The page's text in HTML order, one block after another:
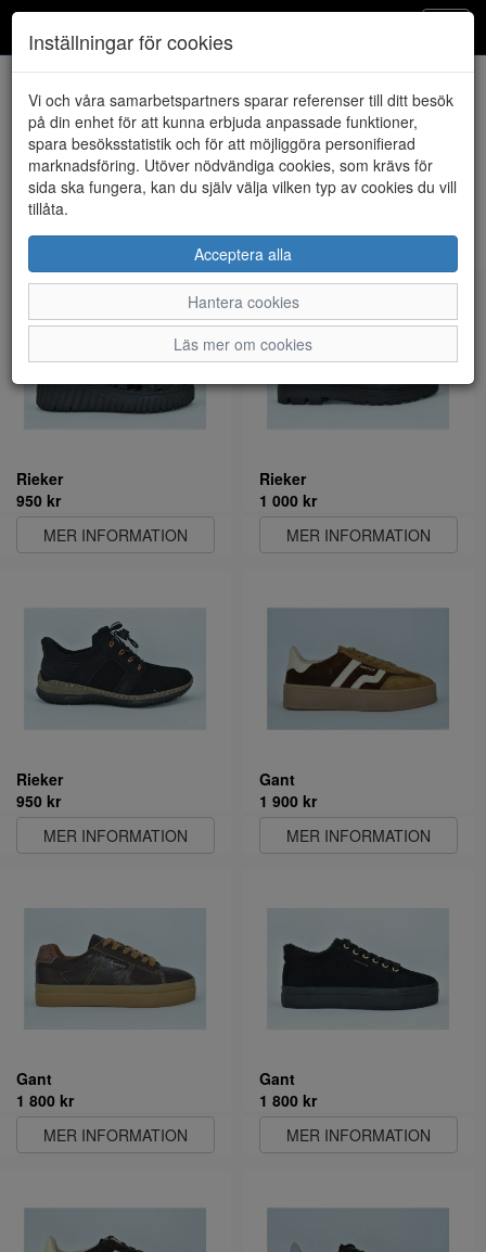
Dam (1018 artiklar)
Sortera efter:
Rieker
950 kr
MER INFORMATION
Rieker
1 000 kr
MER INFORMATION
Rieker
950 kr
MER INFORMATION
Gant
1 900 kr
MER INFORMATION
Gant
1 800 kr
MER INFORMATION
Gant
1 800 kr
MER INFORMATION
Inställningar för cookies
Vi och våra samarbetspartners sparar referenser till ditt besök
på din enhet för att kunna erbjuda anpassade funktioner,
spara besöksstatistik och för att möjliggöra personifierad
marknadsföring. Utöver nödvändiga cookies, som krävs för
sida ska fungera, kan du själv välja vilken typ av cookies du vill
tillåta.
Acceptera alla
Hantera cookies
Läs mer om cookies